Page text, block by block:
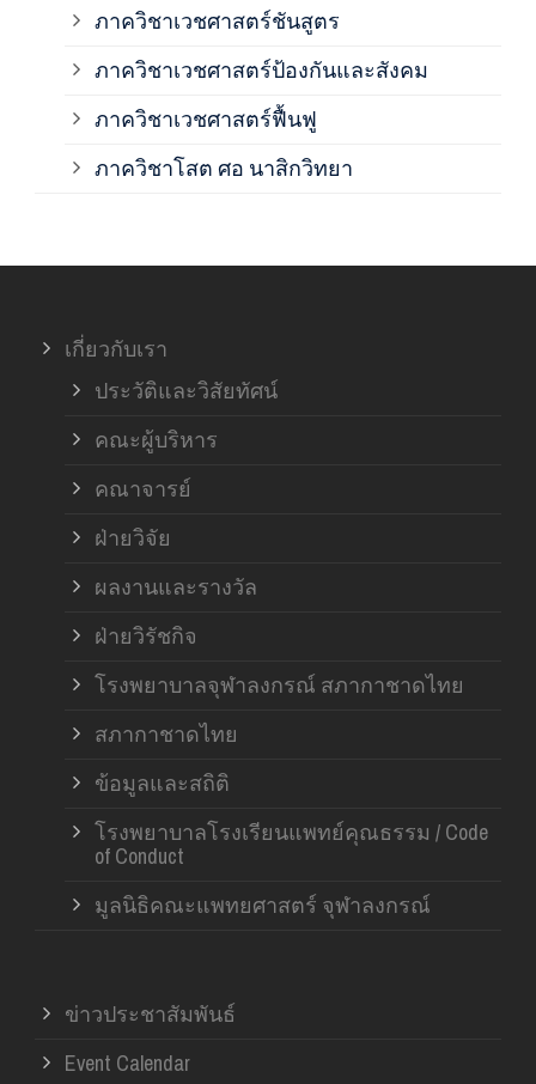
ภาควิชาเวชศาสตร์ชันสูตร
ภาควิชาเวชศาสตร์ป้องกันและสังคม
ภาควิชาเวชศาสตร์ฟื้นฟู
ภาควิชาโสต ศอ นาสิกวิทยา
เกี่ยวกับเรา
ประวัติและวิสัยทัศน์
คณะผู้บริหาร
คณาจารย์
ฝ่ายวิจัย
ผลงานและรางวัล
ฝ่ายวิรัชกิจ
โรงพยาบาลจุฬาลงกรณ์ สภากาชาดไทย
สภากาชาดไทย
ข้อมูลและสถิติ
โรงพยาบาลโรงเรียนแพทย์คุณธรรม / Code
of Conduct
มูลนิธิคณะแพทยศาสตร์ จุฬาลงกรณ์
ข่าวประชาสัมพันธ์
Event Calendar